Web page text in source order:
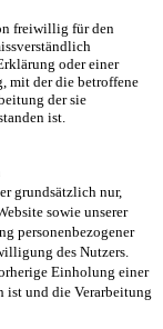
freiwillig für den
oder einer
mit der die betroffene
der sie
ist.
grundsätzlich nur,
sowie unserer
personenbezogener
des Nutzers.
Einholung einer
und die Verarbeitung